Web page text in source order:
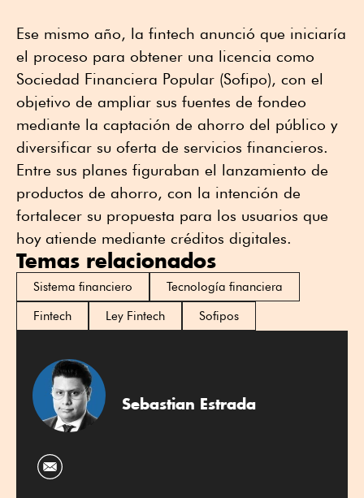
Ese mismo año, la fintech anunció que iniciaría
el proceso para obtener una licencia como
Sociedad Financiera Popular (Sofipo), con el
objetivo de ampliar sus fuentes de fondeo
mediante la captación de ahorro del público y
diversificar su oferta de servicios financieros.
Entre sus planes figuraban el lanzamiento de
productos de ahorro, con la intención de
fortalecer su propuesta para los usuarios que
hoy atiende mediante créditos digitales.
Temas relacionados
Sistema financiero
Tecnología financiera
Fintech
Ley Fintech Sofipos
Sebastian Estrada